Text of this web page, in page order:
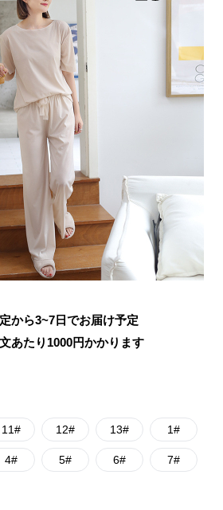
から3~7日でお届け予定
あたり 1000円かかります
11# 12# 13# 1#
4# 5# 6# 7#